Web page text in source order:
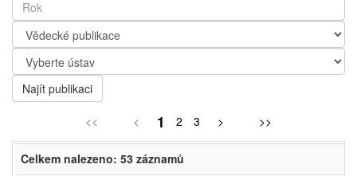
Najít publikaci
<< < 1 2 3 > >>
Celkem nalezeno: 53 záznamů